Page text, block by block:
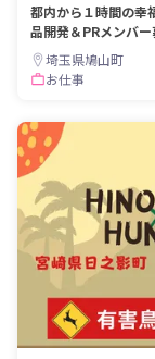
都内から１時間の幸
品開発＆PRメンバー
埼玉県鳩山町
お仕事